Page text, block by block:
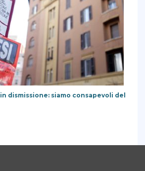
dismissione: siamo consapevoli del